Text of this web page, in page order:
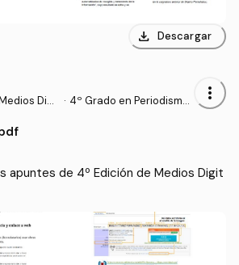
download Descargar
Digit
· 4º Grado en Periodismo
more_vert
apuntes de 4º Edición de Medios Digit